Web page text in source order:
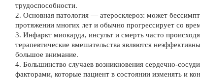
трудоспособности.
2. Основная патология — атеросклероз: может
протяжении многих лет и обычно прогрессирует со
3. Инфаркт миокарда, инсульт и смерть часто
терапевтические вмешательства являются
большое внимание.
4. Большинство случаев возникновения сердечно-
факторами, которые пациент в состоянии изменять и